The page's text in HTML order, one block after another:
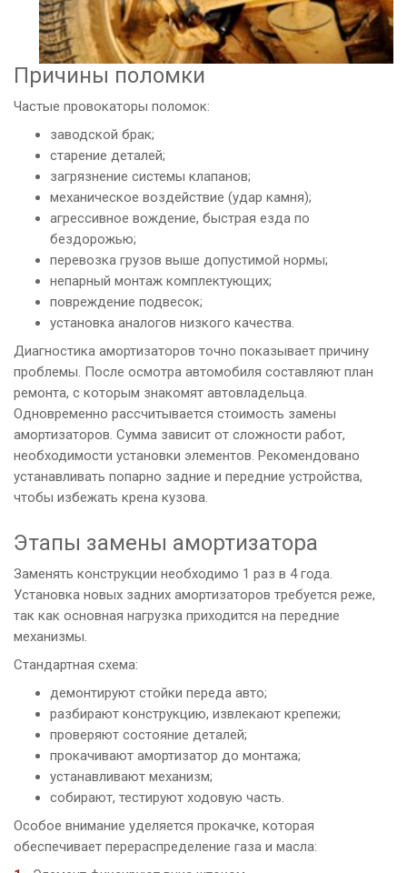
Причины поломки
Частые провокаторы поломок:
заводской брак;
старение деталей;
загрязнение системы клапанов;
механическое воздействие (удар камня);
агрессивное вождение, быстрая езда по
бездорожью;
перевозка грузов выше допустимой нормы;
непарный монтаж комплектующих;
повреждение подвесок;
установка аналогов низкого качества.
Диагностика амортизаторов точно показывает причину
проблемы. После осмотра автомобиля составляют план
ремонта, с которым знакомят автовладельца.
Одновременно рассчитывается стоимость замены
амортизаторов. Сумма зависит от сложности работ,
необходимости установки элементов. Рекомендовано
устанавливать попарно задние и передние устройства,
чтобы избежать крена кузова.
Этапы замены амортизатора
Заменять конструкции необходимо 1 раз в 4 года.
Установка новых задних амортизаторов требуется реже,
так как основная нагрузка приходится на передние
механизмы.
Стандартная схема:
демонтируют стойки переда авто;
разбирают конструкцию, извлекают крепежи;
проверяют состояние деталей;
прокачивают амортизатор до монтажа;
устанавливают механизм;
собирают, тестируют ходовую часть.
Особое внимание уделяется прокачке, которая
обеспечивает перераспределение газа и масла: